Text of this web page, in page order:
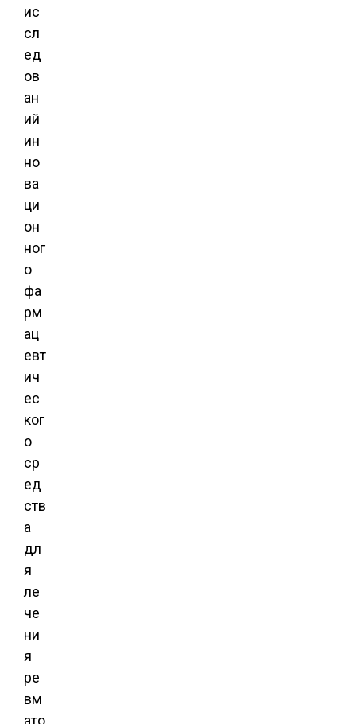
ис
сл
ед
ов
ан
ий
ин
но
ва
ци
он
ног
о
фа
рм
ац
евт
ич
ес
ког
о
ср
ед
ств
а
дл
я
ле
че
ни
я
ре
вм
ато